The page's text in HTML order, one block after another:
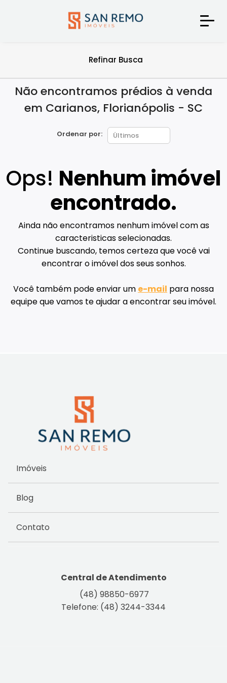
Refinar Busca
Não encontramos prédios à venda
em Carianos, Florianópolis - SC
Ordenar por:
Ops! Nenhum imóvel
encontrado.
Ainda não encontramos nenhum imóvel com as
caracteristicas selecionadas.
Continue buscando, temos certeza que você vai
encontrar o imóvel dos seus sonhos.
Você também pode enviar um e-mail para nossa
equipe que vamos te ajudar a encontrar seu imóvel.
Imóveis
Blog
Contato
Central de Atendimento
(48) 98850-6977
Telefone: (48) 3244-3344